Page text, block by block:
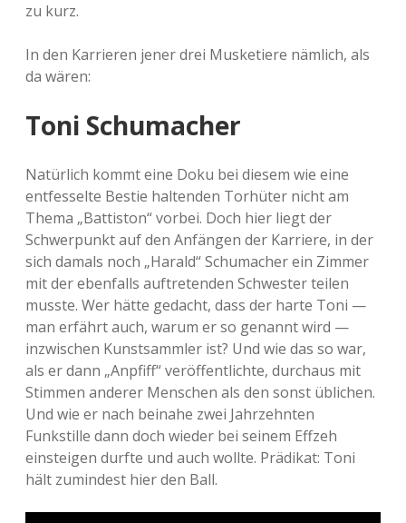
zu kurz.
In den Karrieren jener drei Musketiere nämlich, als
da wären:
Toni Schumacher
Natürlich kommt eine Doku bei diesem wie eine
entfesselte Bestie haltenden Torhüter nicht am
Thema „Battiston“ vorbei. Doch hier liegt der
Schwerpunkt auf den Anfängen der Karriere, in der
sich damals noch „Harald“ Schumacher ein Zimmer
mit der ebenfalls auftretenden Schwester teilen
musste. Wer hätte gedacht, dass der harte Toni —
man erfährt auch, warum er so genannt wird —
inzwischen Kunstsammler ist? Und wie das so war,
als er dann „Anpfiff“ veröffentlichte, durchaus mit
Stimmen anderer Menschen als den sonst üblichen.
Und wie er nach beinahe zwei Jahrzehnten
Funkstille dann doch wieder bei seinem Effzeh
einsteigen durfte und auch wollte. Prädikat: Toni
hält zumindest hier den Ball.